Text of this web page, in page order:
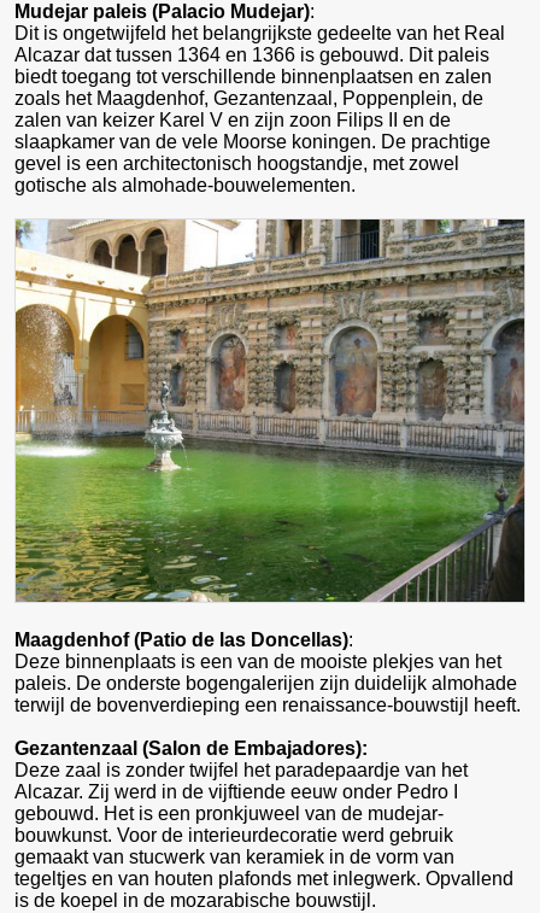
Mudejar paleis (Palacio Mudejar):
Dit is ongetwijfeld het belangrijkste gedeelte van het Real
Alcazar dat tussen 1364 en 1366 is gebouwd. Dit paleis
biedt toegang tot verschillende binnenplaatsen en zalen
zoals het Maagdenhof, Gezantenzaal, Poppenplein, de
zalen van keizer Karel V en zijn zoon Filips II en de
slaapkamer van de vele Moorse koningen. De prachtige
gevel is een architectonisch hoogstandje, met zowel
gotische als almohade-bouwelementen.
Maagdenhof (Patio de las Doncellas):
Deze binnenplaats is een van de mooiste plekjes van het
paleis. De onderste bogengalerijen zijn duidelijk almohade
terwijl de bovenverdieping een renaissance-bouwstijl heeft.
Gezantenzaal (Salon de Embajadores):
Deze zaal is zonder twijfel het paradepaardje van het
Alcazar. Zij werd in de vijftiende eeuw onder Pedro I
gebouwd. Het is een pronkjuweel van de mudejar-
bouwkunst. Voor de interieurdecoratie werd gebruik
gemaakt van stucwerk van keramiek in de vorm van
tegeltjes en van houten plafonds met inlegwerk. Opvallend
is de koepel in de mozarabische bouwstijl.